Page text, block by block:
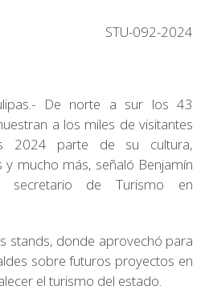
STU-092-2024
De norte a sur los 43
a los miles de visitantes
2024 parte de su cultura,
y mucho más, señaló Benjamín
secretario de Turismo en
stands, donde aprovechó para
sobre futuros proyectos en
el turismo del estado.